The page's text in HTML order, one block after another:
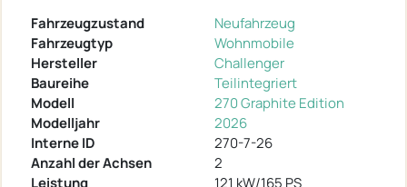
Fahrzeugzustand
Neufahrzeug
Fahrzeugtyp
Wohnmobile
Hersteller
Challenger
Baureihe
Teilintegriert
Modell
270 Graphite Edition
Modelljahr
2026
Interne ID
270-7-26
Anzahl der Achsen
2
Leistung
121 kW/165 PS